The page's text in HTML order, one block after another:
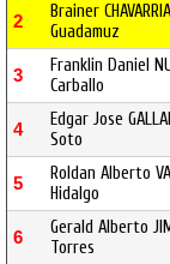
2
Brainer CHAVARRIA
Guadamuz
3
Franklin Daniel
Carballo
4
Edgar Jose
Soto
5
Roldan Alberto
Hidalgo
6
Gerald Alberto
Torres